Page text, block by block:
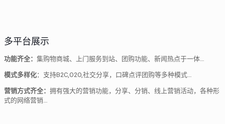
多平台展示
功能齐全： 集购物商城、上门服务到站、团购功能、新闻热点于一体…
模式多样化：支持B2C,O2O,社交分享，口碑点评团购等多种模式…
营销方式齐全： 拥有强大的营销功能，分享、分销、线上营销活动，各种形
式的网络营销…